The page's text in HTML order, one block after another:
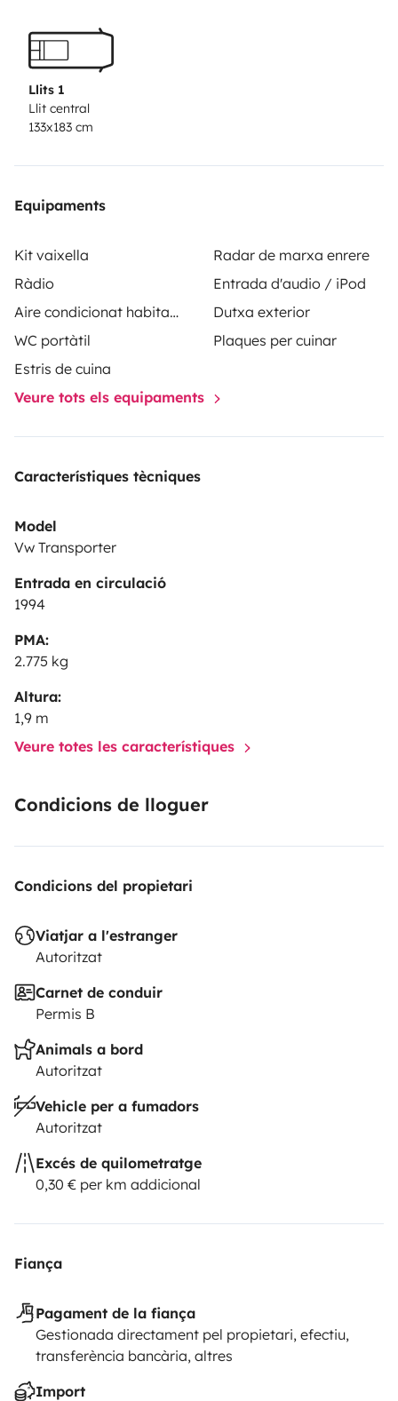
Llits 1
Llit central
133x183 cm
Equipaments
Kit vaixella
Radar de marxa enrere
Ràdio
Entrada d'audio / iPod
Aire condicionat habitacle
Dutxa exterior
WC portàtil
Plaques per cuinar
Estris de cuina
Veure tots els equipaments
Característiques tècniques
Model
Vw Transporter
Entrada en circulació
1994
PMA:
2.775 kg
Altura:
1,9 m
Veure totes les característiques
Condicions de lloguer
Condicions del propietari
Viatjar a l'estranger
Autoritzat
Carnet de conduir
Permis B
Animals a bord
Autoritzat
Vehicle per a fumadors
Autoritzat
Excés de quilometratge
0,30 € per km addicional
Fiança
Pagament de la fiança
Gestionada directament pel propietari, efectiu,
transferència bancària, altres
Import